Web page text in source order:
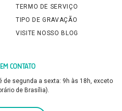
TERMO DE SERVIÇO
TIPO DE GRAVAÇÃO
VISITE NOSSO BLOG
CONTATO
de segunda a sexta: 9h às 18h, exceto
de Brasília).